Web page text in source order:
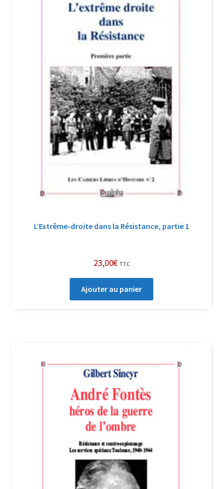
L’Extrême-droite dans la Résistance, partie 1
23,00€ TTC
Ajouter au panier